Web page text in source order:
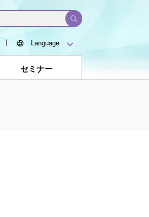
セミナー